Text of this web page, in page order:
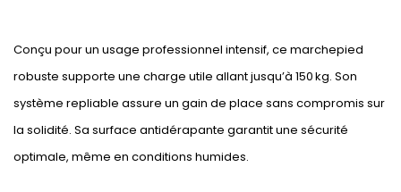
Conçu pour un usage professionnel intensif, ce marchepied
robuste supporte une charge utile allant jusqu’à 150 kg. Son
système repliable assure un gain de place sans compromis sur
la solidité. Sa surface antidérapante garantit une sécurité
optimale, même en conditions humides.